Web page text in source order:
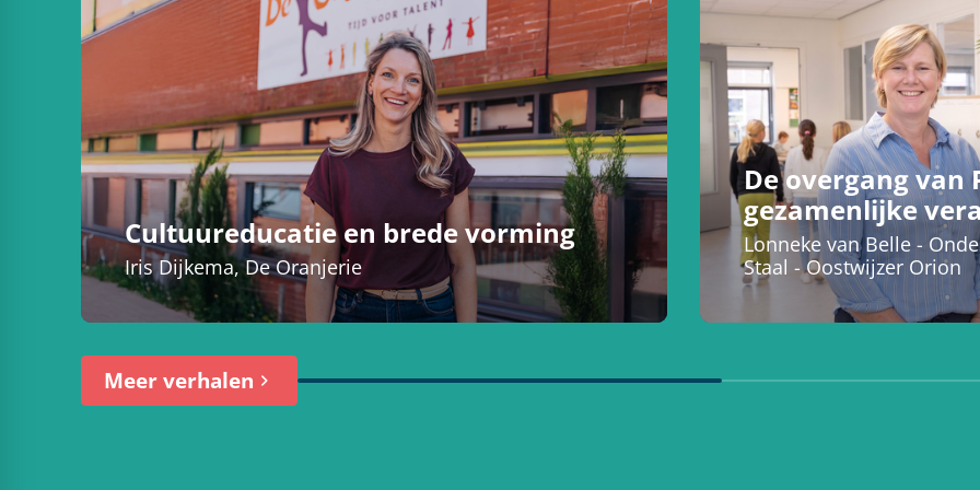
Cultuureducatie en brede vorming
Iris Dijkema, De Oranjerie
De overgang van
gezamenlijke
Lonneke van Belle -
Staal - Oostwijzer Orion
Meer verhalen